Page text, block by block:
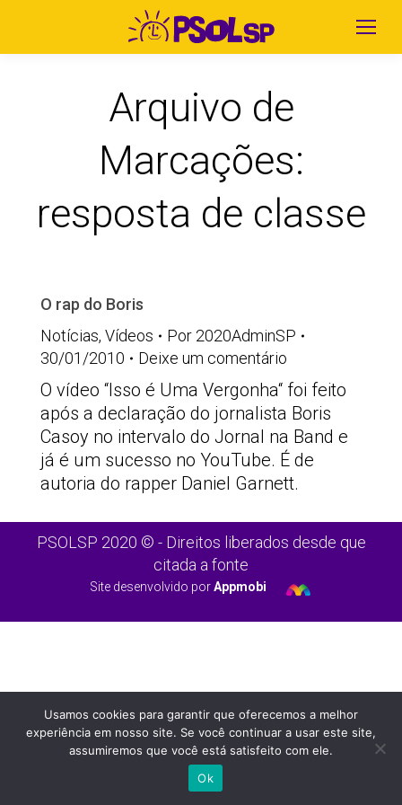
Arquivo de
Marcações:
resposta de classe
O rap do Boris
Notícias, Vídeos Por 2020AdminSP
30/01/2010
Deixe um comentário
O vídeo “Isso é Uma Vergonha“ foi feito
após a declaração do jornalista Boris
Casoy no intervalo do Jornal na Band e
já é um sucesso no YouTube. É de
autoria do rapper Daniel Garnett.
PSOLSP 2020 © - Direitos liberados desde que
citada a fonte
Site desenvolvido porAppmobi
Usamos cookies para garantir que oferecemos a melhor
experiência em nosso site. Se você continuar a usar este site,
assumiremos que você está satisfeito com ele.
Ok